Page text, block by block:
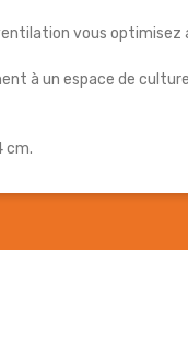
vous optimisez
à un espace de
cm.